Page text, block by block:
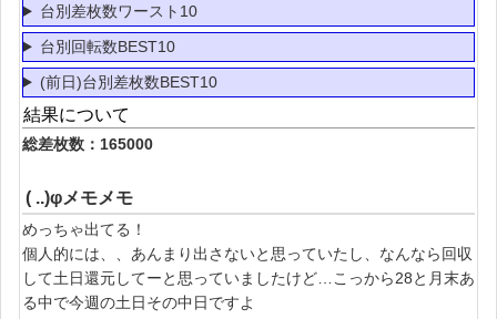
台別差枚数ワースト10
台別回転数BEST10
(前日)台別差枚数BEST10
結果について
総差枚数：165000
( ..)φメモメモ
めっちゃ出てる！
個人的には、、あんまり出さないと思っていたし、なんなら回収
して土日還元してーと思っていましたけど…こっから28と月末あ
る中で今週の土日その中日ですよ